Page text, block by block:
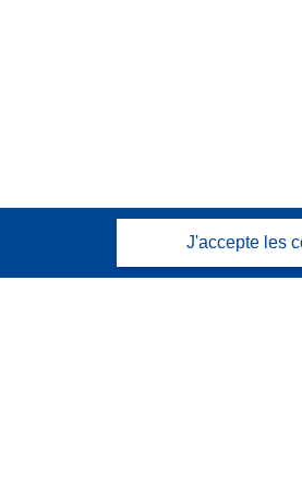
J'accepte les